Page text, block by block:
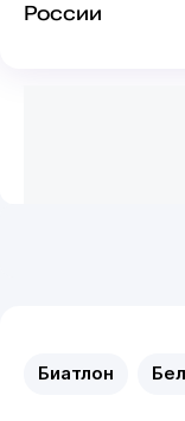
России
Биатлон